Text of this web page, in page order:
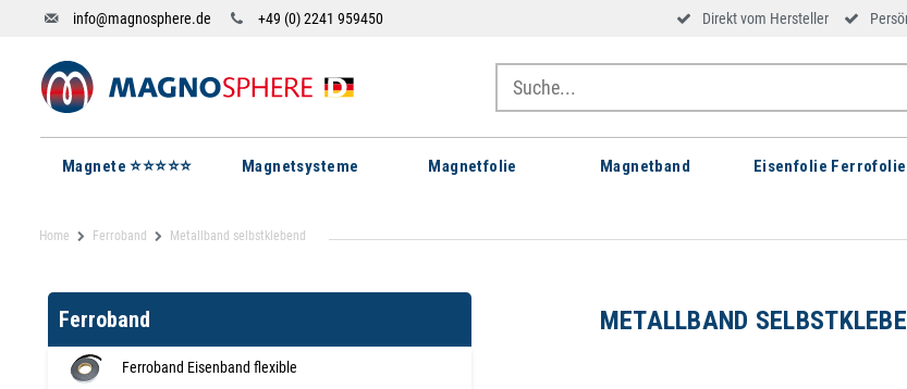
info@magnosphere.de +49 (0) 2241 959450 Direkt vom Hersteller
Magnete ⭐⭐⭐⭐⭐ Magnetsysteme Magnetfolie Magnetband Eisenfolie
Home Ferroband Metallband selbstklebend
Ferroband
Ferroband Eisenband flexible
METALLBAND